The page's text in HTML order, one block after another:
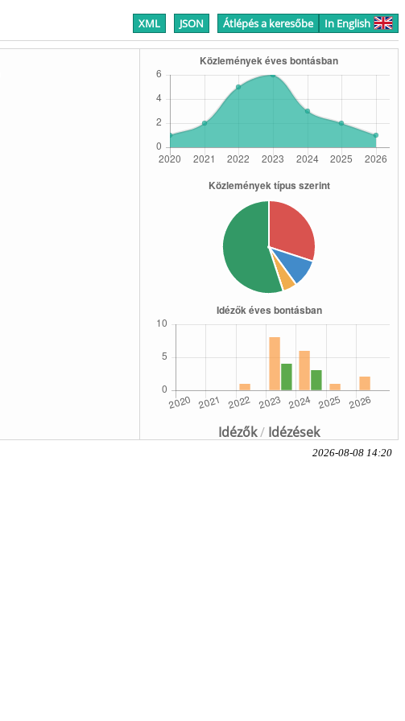
XML JSON Átlépés a keresőbe In English
Idézők/ Idézések
2026-08-08 14:20